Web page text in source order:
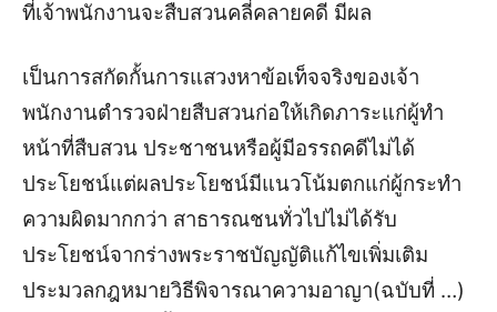
ที่เจ้าพนักงานจะสืบสวนคลี่คลายคดี มีผล
เป็นการสกัดกั้นการแสวงหาข้อเท็จจริงของเจ้า
พนักงานตำรวจฝ่ายสืบสวนก่อให้เกิดภาระแก่ผู้ทำ
หน้าที่สืบสวน ประชาชนหรือผู้มีอรรถคดีไม่ได้
ประโยชน์แต่ผลประโยชน์มีแนวโน้มตกแก่ผู้กระทำ
ความผิดมากกว่า สาธารณชนทั่วไปไม่ได้รับ
ประโยชน์จากร่างพระราชบัญญัติแก้ไขเพิ่มเติม
ประมวลกฎหมายวิธีพิจารณาความอาญา(ฉบับที่ …)